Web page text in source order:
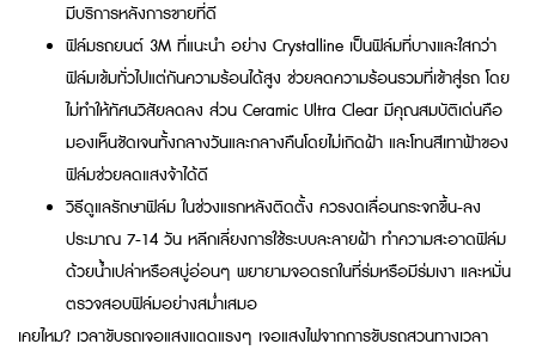
มีบริการหลังการขายที่ดี
ฟิล์มรถยนต์ 3M ที่แนะนำ อย่าง Crystalline เป็นฟิล์มที่บางและใสกว่า
ฟิล์มเข้มทั่วไปแต่กันความร้อนได้สูง ช่วยลดความร้อนรวมที่เข้าสู่รถ โดย
ไม่ทำให้ทัศนวิสัยลดลง ส่วน Ceramic Ultra Clear มีคุณสมบัติเด่นคือ
มองเห็นชัดเจนทั้งกลางวันและกลางคืนโดยไม่เกิดฝ้า และโทนสีเทาฟ้าของ
ฟิล์มช่วยลดแสงจ้าได้ดี
วิธีดูแลรักษาฟิล์ม ในช่วงแรกหลังติดตั้ง ควรงดเลื่อนกระจกขึ้น-ลง
ประมาณ 7-14 วัน หลีกเลี่ยงการใช้ระบบละลายฝ้า ทำความสะอาดฟิล์ม
ด้วยน้ำเปล่าหรือสบู่อ่อนๆ พยายามจอดรถในที่ร่มหรือมีร่มเงา และหมั่น
ตรวจสอบฟิล์มอย่างสม่ำเสมอ
เคยไหม? เวลาขับรถเจอแสงแดดแรงๆ เจอแสงไฟจากการขับรถสวนทางเวลา